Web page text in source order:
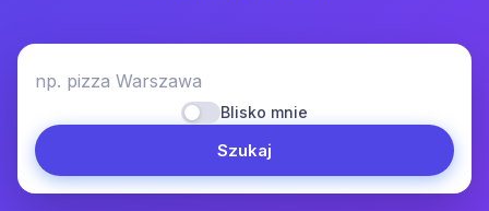
np. pizza Warszawa
Blisko mnie
Szukaj